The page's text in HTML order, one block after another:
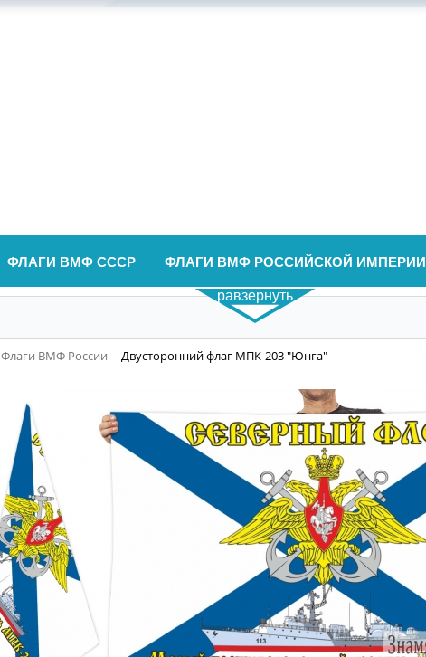
ФЛАГИ ВМФ СССР ФЛАГИ ВМФ РОССИЙСКОЙ ИМПЕРИИ
равзернуть
Флаги ВМФ России Двусторонний флаг МПК-203 "Юнга"